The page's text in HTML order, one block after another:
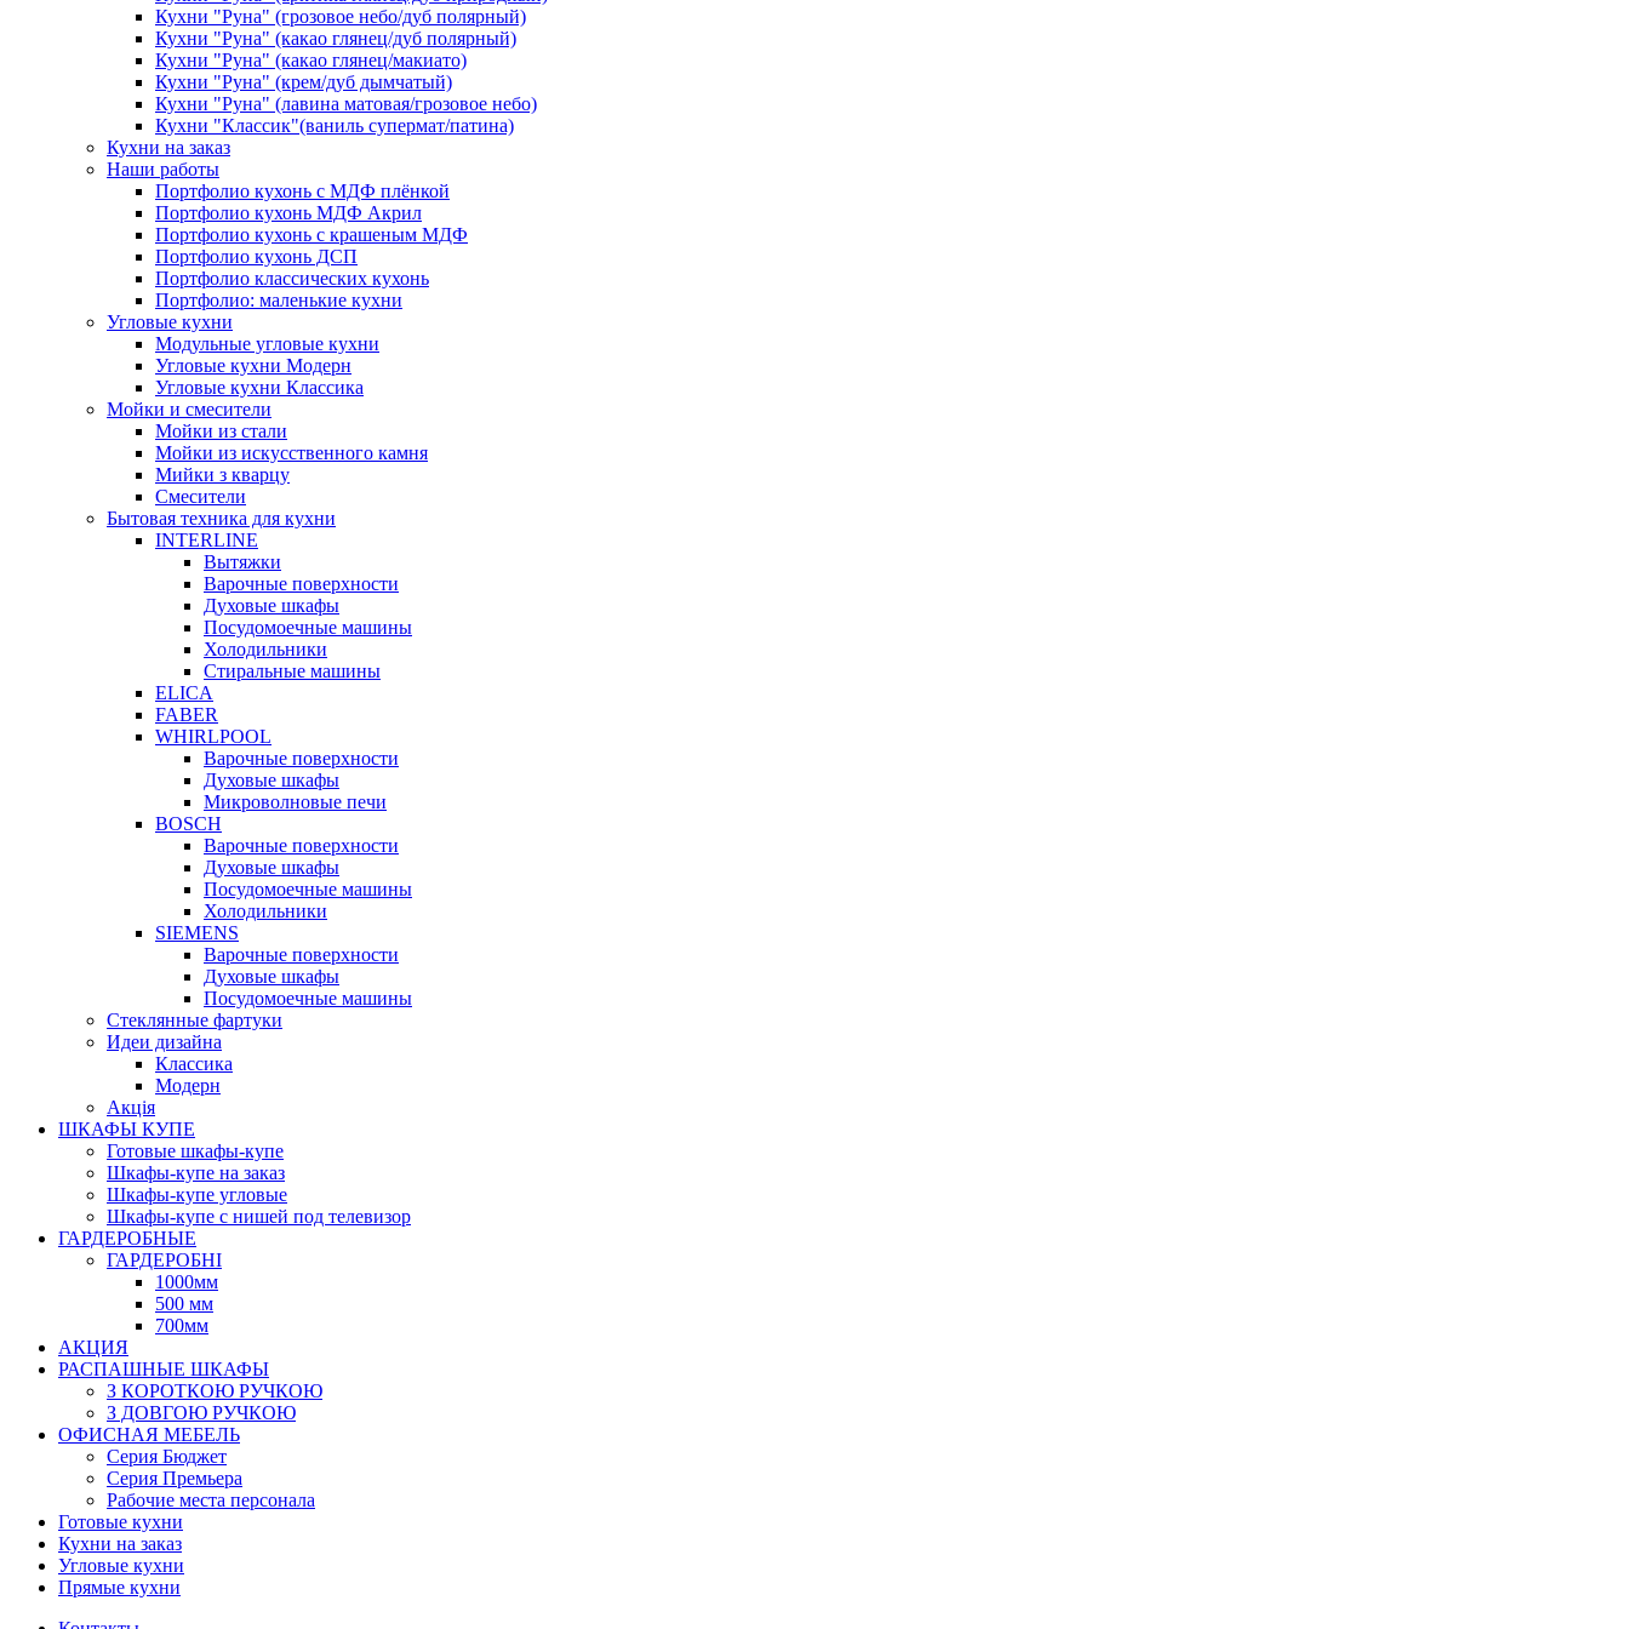
Кухни "Руна" (грозовое небо/дуб полярный)
Кухни "Руна" (какао глянец/дуб полярный)
Кухни "Руна" (какао глянец/макиато)
Кухни "Руна" (крем/дуб дымчатый)
Кухни "Руна" (лавина матовая/грозовое небо)
Кухни "Классик"(ваниль супермат/патина)
Кухни на заказ
Наши работы
Портфолио кухонь с МДФ плёнкой
Портфолио кухонь МДФ Акрил
Портфолио кухонь с крашеным МДФ
Портфолио кухонь ДСП
Портфолио классических кухонь
Портфолио: маленькие кухни
Угловые кухни
Модульные угловые кухни
Угловые кухни Модерн
Угловые кухни Классика
Мойки и смесители
Мойки из стали
Мойки из искусственного камня
Мийки з кварцу
Смесители
Бытовая техника для кухни
INTERLINE
Вытяжки
Варочные поверхности
Духовые шкафы
Посудомоечные машины
Холодильники
Стиральные машины
ELICA
FABER
WHIRLPOOL
Варочные поверхности
Духовые шкафы
Микроволновые печи
BOSCH
Варочные поверхности
Духовые шкафы
Посудомоечные машины
Холодильники
SIEMENS
Варочные поверхности
Духовые шкафы
Посудомоечные машины
Стеклянные фартуки
Идеи дизайна
Класcика
Модерн
Акція
ШКАФЫ КУПЕ
Готовые шкафы-купе
Шкафы-купе на заказ
Шкафы-купе угловые
Шкафы-купе с нишей под телевизор
ГАРДЕРОБНЫЕ
ГАРДЕРОБНІ
1000мм
500 мм
700мм
АКЦИЯ
РАСПАШНЫЕ ШКАФЫ
З КОРОТКОЮ РУЧКОЮ
З ДОВГОЮ РУЧКОЮ
ОФИСНАЯ МЕБЕЛЬ
Серия Бюджет
Серия Премьера
Рабочие места персонала
Готовые кухни
Кухни на заказ
Угловые кухни
Прямые кухни